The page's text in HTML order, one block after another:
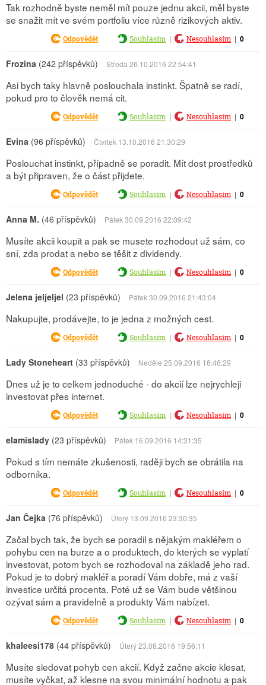
Tak rozhodně byste neměl mít pouze jednu akcii, měl byste
se snažit mít ve svém portfoliu více různě rizikových aktiv.
Odpovědět Souhlasím | Nesouhlasím | 0
Frozina (242 příspěvků) Středa 26.10.2016 22:54:41
Asi bych taky hlavně poslouchala instinkt. Špatně se radí,
pokud pro to člověk nemá cit.
Odpovědět Souhlasím | Nesouhlasím | 0
Evina (96 příspěvků) Čtvrtek 13.10.2016 21:30:29
Poslouchat instinkt, případně se poradit. Mít dost prostředků
a být připraven, že o část přijdete.
Odpovědět Souhlasím | Nesouhlasím | 0
Anna M. (46 příspěvků) Pátek 30.09.2016 22:09:42
Musíte akcii koupit a pak se musete rozhodout už sám, co
sní, zda prodat a nebo se těšit z dividendy.
Odpovědět Souhlasím | Nesouhlasím | 0
Jelena jeljeljel (23 příspěvků) Pátek 30.09.2016 21:43:04
Nakupujte, prodávejte, to je jedna z možných cest.
Odpovědět Souhlasím | Nesouhlasím | 0
Lady Stoneheart (33 příspěvků) Neděle 25.09.2016 16:46:29
Dnes už je to celkem jednoduché - do akcií lze nejrychleji
investovat přes internet.
Odpovědět Souhlasím | Nesouhlasím | 0
elamislady (23 příspěvků) Pátek 16.09.2016 14:31:35
Pokud s tím nemáte zkušenosti, raději bych se obrátila na
odborníka.
Odpovědět Souhlasím | Nesouhlasím | 0
Jan Čejka (76 příspěvků) Úterý 13.09.2016 23:30:35
Začal bych tak, že bych se poradil s nějakým makléřem o
pohybu cen na burze a o produktech, do kterých se vyplatí
investovat, potom bych se rozhodoval na základě jeho rad.
Pokud je to dobrý makléř a poradí Vám dobře, má z vaší
investice určitá procenta. Poté už se Vám bude většinou
ozývat sám a pravidelně a produkty Vám nabízet.
Odpovědět Souhlasím | Nesouhlasím | 0
khaleesi178 (44 příspěvků) Úterý 23.08.2016 19:56:11
Musíte sledovat pohyb cen akcií. Když začne akcie klesat,
musíte vyčkat, až klesne na svou minimální hodnotu a pak